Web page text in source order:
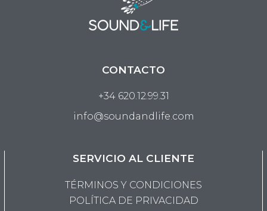
CONTACTO
+34 620.12.99.31
info@soundandlife.com
SERVICIO AL CLIENTE
TÉRMINOS Y CONDICIONES
POLÍTICA DE PRIVACIDAD